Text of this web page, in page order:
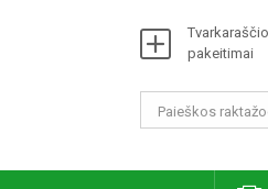
Tvarkaraščio
pakeitimai